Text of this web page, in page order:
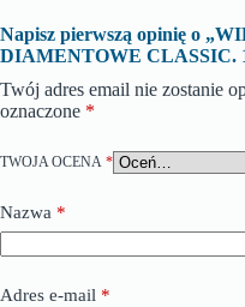
Napisz pierwszą opinię o
DIAMENTOWE CLASSIC.
Twój adres email nie zostanie
oznaczone *
TWOJA OCENA *
Nazwa *
Adres e-mail *